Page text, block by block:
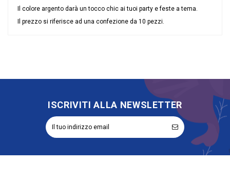
Il colore argento darà un tocco chic ai tuoi party e feste a tema.
Il prezzo si riferisce ad una confezione da 10 pezzi.
Tipologia palloncini Lettere
Riordinabile No
ISCRIVITI ALLA NEWSLETTER